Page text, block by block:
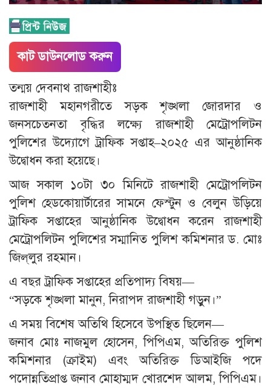
কাট ডাউনলোড করুন
তন্ময় দেবনাথ রাজশাহীঃ
রাজশাহী মহানগরীতে সড়ক শৃঙ্খলা জোরদার ও
জনসচেতনতা বৃদ্ধির লক্ষ্যে রাজশাহী মেট্রোপলিটন
পুলিশের উদ্যোগে ট্রাফিক সপ্তাহ–২০২৫ এর আনুষ্ঠানিক
উদ্বোধন করা হয়েছে।
আজ সকাল ১০টা ৩০ মিনিটে রাজশাহী মেট্রোপলিটন
পুলিশ হেডকোয়ার্টারের সামনে ফেস্টুন ও বেলুন উড়িয়ে
ট্রাফিক সপ্তাহের আনুষ্ঠানিক উদ্বোধন করেন রাজশাহী
মেট্রোপলিটন পুলিশের সম্মানিত পুলিশ কমিশনার ড. মোঃ
জিল্‌লুর রহমান।
এ বছর ট্রাফিক সপ্তাহের প্রতিপাদ্য বিষয়—
“সড়কে শৃঙ্খলা মানুন, নিরাপদ রাজশাহী গড়ুন।”
এ সময় বিশেষ অতিথি হিসেবে উপস্থিত ছিলেন—
জনাব মোঃ নাজমুল হোসেন, পিপিএম, অতিরিক্ত পুলিশ
কমিশনার (ক্রাইম) এবং অতিরিক্ত ডিআইজি পদে
পদোন্নতিপ্রাপ্ত জনাব মোহাম্মদ খোরশেদ আলম, পিপিএম।